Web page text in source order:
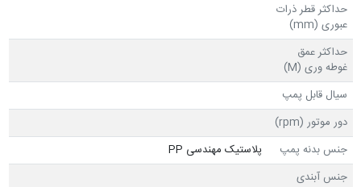
حداکثر قطر ذرات
عبوری (mm)
حداکثر عمق
غوطه وری (M)
سیال قابل پمپ
دور موتور (rpm)
جنس بدنه پمپ
پلاستیک مهندسی PP
جنس آبندی